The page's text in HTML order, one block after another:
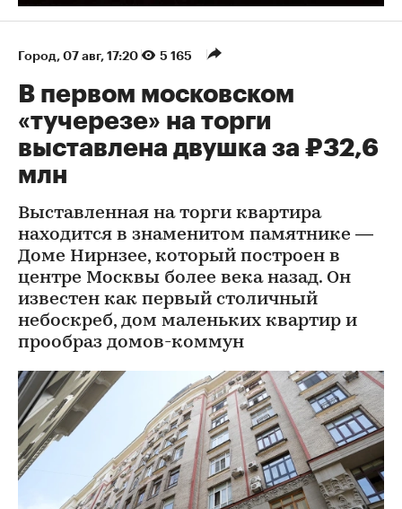
Город⁠, 07 авг, 17:20 5 165
В первом московском
«тучерезе» на торги
выставлена двушка за ₽32,6
млн
Выставленная на торги квартира
находится в знаменитом памятнике —
Доме Нирнзее, который построен в
центре Москвы более века назад. Он
известен как первый столичный
небоскреб, дом маленьких квартир и
прообраз домов-коммун